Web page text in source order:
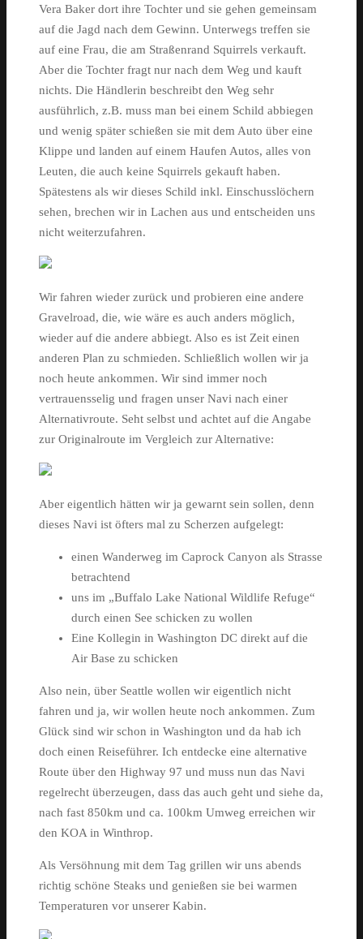
Vera Baker dort ihre Tochter und sie gehen gemeinsam
auf die Jagd nach dem Gewinn. Unterwegs treffen sie
auf eine Frau, die am Straßenrand Squirrels verkauft.
Aber die Tochter fragt nur nach dem Weg und kauft
nichts. Die Händlerin beschreibt den Weg sehr
ausführlich, z.B. muss man bei einem Schild abbiegen
und wenig später schießen sie mit dem Auto über eine
Klippe und landen auf einem Haufen Autos, alles von
Leuten, die auch keine Squirrels gekauft haben.
Spätestens als wir dieses Schild inkl. Einschusslöchern
sehen, brechen wir in Lachen aus und entscheiden uns
nicht weiterzufahren.
Wir fahren wieder zurück und probieren eine andere
Gravelroad, die, wie wäre es auch anders möglich,
wieder auf die andere abbiegt. Also es ist Zeit einen
anderen Plan zu schmieden. Schließlich wollen wir ja
noch heute ankommen. Wir sind immer noch
vertrauensselig und fragen unser Navi nach einer
Alternativroute. Seht selbst und achtet auf die Angabe
zur Originalroute im Vergleich zur Alternative:
Aber eigentlich hätten wir ja gewarnt sein sollen, denn
dieses Navi ist öfters mal zu Scherzen aufgelegt:
einen Wanderweg im Caprock Canyon als Strasse
betrachtend
uns im „Buffalo Lake National Wildlife Refuge“
durch einen See schicken zu wollen
Eine Kollegin in Washington DC direkt auf die
Air Base zu schicken
Also nein, über Seattle wollen wir eigentlich nicht
fahren und ja, wir wollen heute noch ankommen. Zum
Glück sind wir schon in Washington und da hab ich
doch einen Reiseführer. Ich entdecke eine alternative
Route über den Highway 97 und muss nun das Navi
regelrecht überzeugen, dass das auch geht und siehe da,
nach fast 850km und ca. 100km Umweg erreichen wir
den KOA in Winthrop.
Als Versöhnung mit dem Tag grillen wir uns abends
richtig schöne Steaks und genießen sie bei warmen
Temperaturen vor unserer Kabin.